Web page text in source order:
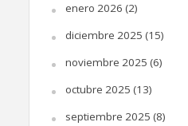
enero 2026 (2)
diciembre 2025 (15)
noviembre 2025 (6)
octubre 2025 (13)
septiembre 2025 (8)